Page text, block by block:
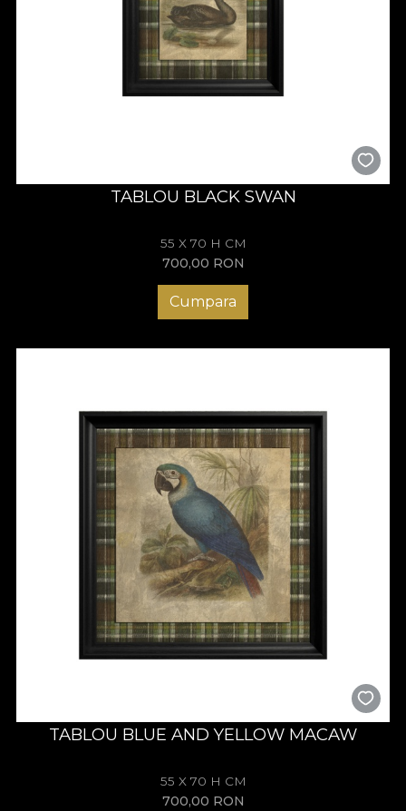
TABLOU BLACK SWAN
55 X 70 H CM
700,00 RON
Cumpara
TABLOU BLUE AND YELLOW MACAW
55 X 70 H CM
700,00 RON